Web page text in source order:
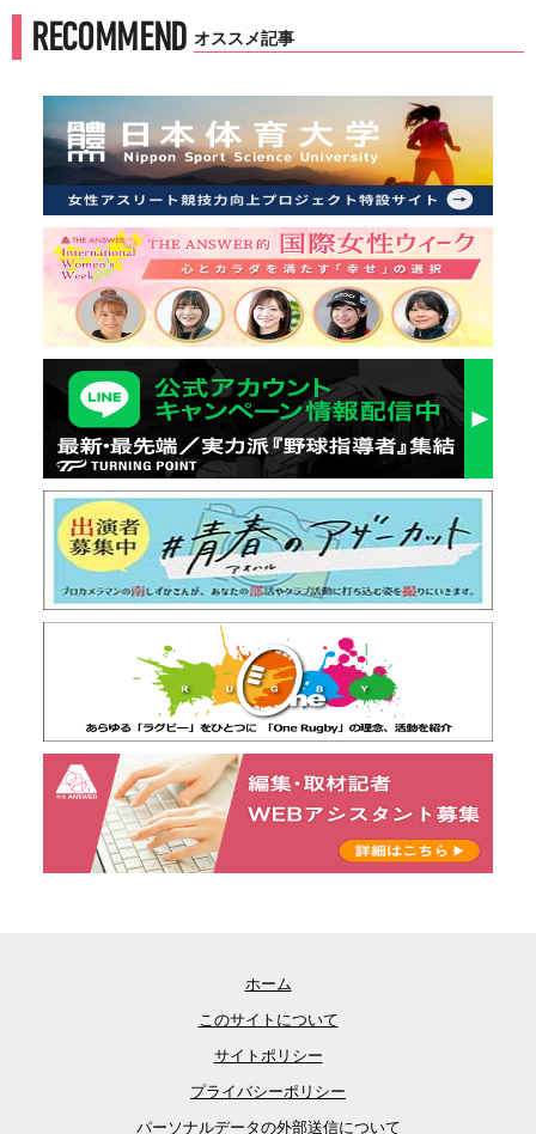
RECOMMEND オススメ記事
ホーム
このサイトについて
サイトポリシー
プライバシーポリシー
パーソナルデータの外部送信について